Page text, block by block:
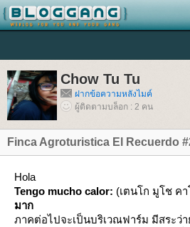
Chow Tu Tu
ฝากข้อความหลังไมค์
ผู้ติดตามบล็อก : 2 คน
Finca Agroturistica El Recuerdo
Hola
Tengo mucho calor: (เตนโก มูโช ค
มาก
ภาคต่อไปจะเป็นบริเวณฟาร์ม มีสระว่